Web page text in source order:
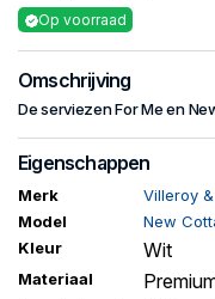
Op voorraad
Omschrijving
De serviezen For Me en
Eigenschappen
Merk
Villeroy
Model
New
Kleur
Wit
Materiaal